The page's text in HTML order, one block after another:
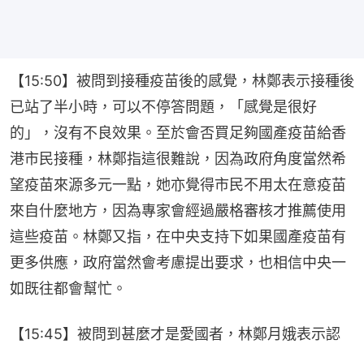
【15:50】被問到接種疫苗後的感覺，林鄭表示接種後
已站了半小時，可以不停答問題，「感覺是很好
的」，沒有不良效果。至於會否買足夠國產疫苗給香
港市民接種，林鄭指這很難說，因為政府角度當然希
望疫苗來源多元一點，她亦覺得市民不用太在意疫苗
來自什麼地方，因為專家會經過嚴格審核才推薦使用
這些疫苗。林鄭又指，在中央支持下如果國產疫苗有
更多供應，政府當然會考慮提出要求，也相信中央一
如既往都會幫忙。
【15:45】被問到甚麼才是愛國者，林鄭月娥表示認